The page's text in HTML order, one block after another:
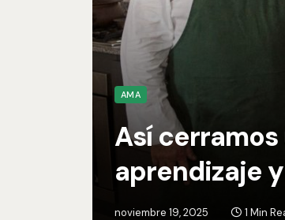
AMA
Así
aprendizaje
noviembre 19, 2025 1 Min